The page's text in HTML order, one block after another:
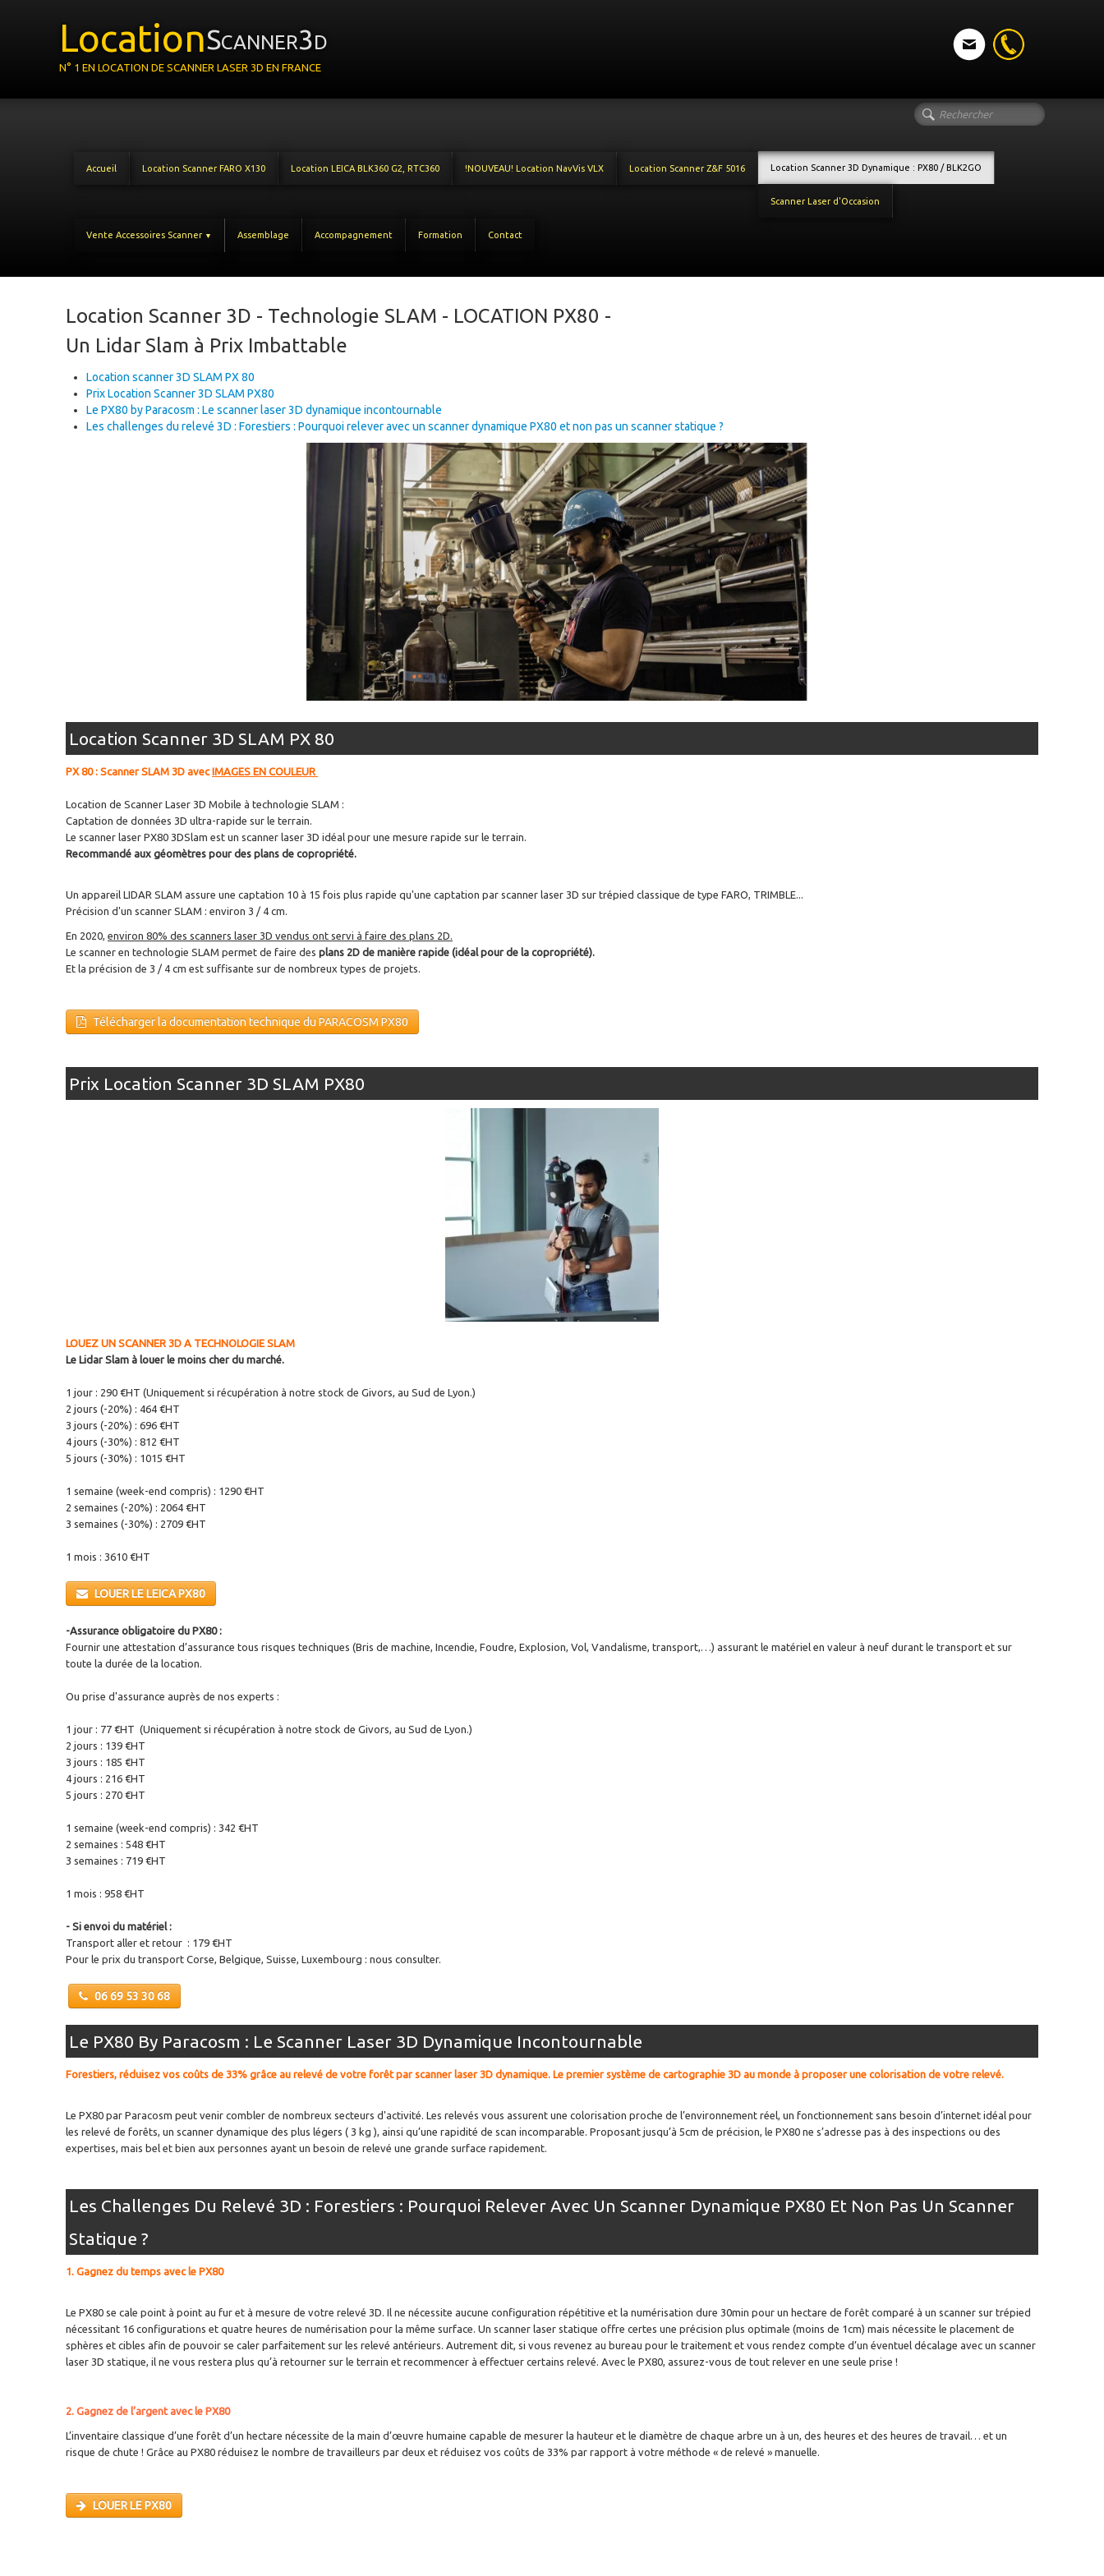
LocationScanner3d
N° 1 EN LOCATION DE SCANNER LASER 3D EN FRANCE
Accueil Location Scanner FARO X130 Location LEICA BLK360 G2, RTC360 !NOUVEAU! Location NavVis VLX Location Scanner Z&F 5016 Location Scanner 3D Dynamique : PX80 / BLK2GO
Scanner Laser d'Occasion
Vente Accessoires Scanner ▼ Assemblage Accompagnement Formation Contact
Location Scanner 3D - Technologie SLAM - LOCATION PX80 -
Un Lidar Slam à Prix Imbattable
Location scanner 3D SLAM PX 80
Prix Location Scanner 3D SLAM PX80
Le PX80 by Paracosm : Le scanner laser 3D dynamique incontournable
Les challenges du relevé 3D : Forestiers : Pourquoi relever avec un scanner dynamique PX80 et non pas un scanner statique ?
Location Scanner 3D SLAM PX 80
PX 80 : Scanner SLAM 3D avecIMAGES EN COULEUR
Location de Scanner Laser 3D Mobile à technologie SLAM :
Captation de données 3D ultra-rapide sur le terrain.
Le scanner laser PX80 3DSlam est un scanner laser 3D idéal pour une mesure rapide sur le terrain.
Recommandé aux géomètres pour des plans de copropriété.
Un appareil LIDAR SLAM assure une captation 10 à 15 fois plus rapide qu'une captation par scanner laser 3D sur trépied classique de type FARO, TRIMBLE...
Précision d'un scanner SLAM : environ 3 / 4 cm.
En 2020, environ 80% des scanners laser 3D vendus ont servi à faire des plans 2D.
Le scanner en technologie SLAM permet de faire des plans 2D de manière rapide (idéal pour de la copropriété).
Et la précision de 3 / 4 cm est suffisante sur de nombreux types de projets.
Télécharger la documentation technique du PARACOSM PX80
Prix Location Scanner 3D SLAM PX80
LOUEZ UN SCANNER 3D A TECHNOLOGIE SLAM
Le Lidar Slam à louer le moins cher du marché.
1 jour : 290 €HT (Uniquement si récupération à notre stock de Givors, au Sud de Lyon.)
2 jours (-20%) : 464 €HT
3 jours (-20%) : 696 €HT
4 jours (-30%) : 812 €HT
5 jours (-30%) : 1015 €HT
1 semaine (week-end compris) : 1290 €HT
2 semaines (-20%) : 2064 €HT
3 semaines (-30%) : 2709 €HT
1 mois : 3610 €HT
LOUER LE LEICA PX80
-Assurance obligatoire du PX80 :
Fournir une attestation d’assurance tous risques techniques (Bris de machine, Incendie, Foudre, Explosion, Vol, Vandalisme, transport,…) assurant le matériel en valeur à neuf durant le transport et sur
toute la durée de la location.
Ou prise d'assurance auprès de nos experts :
1 jour : 77 €HT (Uniquement si récupération à notre stock de Givors, au Sud de Lyon.)
2 jours : 139 €HT
3 jours : 185 €HT
4 jours : 216 €HT
5 jours : 270 €HT
1 semaine (week-end compris) : 342 €HT
2 semaines : 548 €HT
3 semaines : 719 €HT
1 mois : 958 €HT
- Si envoi du matériel :
Transport aller et retour : 179 €HT
Pour le prix du transport Corse, Belgique, Suisse, Luxembourg : nous consulter.
06 69 53 30 68
Le PX80 By Paracosm : Le Scanner Laser 3D Dynamique Incontournable
Forestiers, réduisez vos coûts de 33% grâce au relevé de votre forêt par scanner laser 3D dynamique. Le premier système de cartographie 3D au monde à proposer une colorisation de votre relevé.
Le PX80 par Paracosm peut venir combler de nombreux secteurs d'activité. Les relevés vous assurent une colorisation proche de l’environnement réel, un fonctionnement sans besoin d’internet idéal pour
les relevé de forêts, un scanner dynamique des plus légers ( 3 kg ), ainsi qu’une rapidité de scan incomparable. Proposant jusqu’à 5cm de précision, le PX80 ne s’adresse pas à des inspections ou des
expertises, mais bel et bien aux personnes ayant un besoin de relevé une grande surface rapidement.
Les Challenges Du Relevé 3D : Forestiers : Pourquoi Relever Avec Un Scanner Dynamique PX80 Et Non Pas Un Scanner
Statique ?
1. Gagnez du temps avec le PX80
Le PX80 se cale point à point au fur et à mesure de votre relevé 3D. Il ne nécessite aucune configuration répétitive et la numérisation dure 30min pour un hectare de forêt comparé à un scanner sur trépied
nécessitant 16 configurations et quatre heures de numérisation pour la même surface. Un scanner laser statique offre certes une précision plus optimale (moins de 1cm) mais nécessite le placement de
sphères et cibles afin de pouvoir se caler parfaitement sur les relevé antérieurs. Autrement dit, si vous revenez au bureau pour le traitement et vous rendez compte d’un éventuel décalage avec un scanner
laser 3D statique, il ne vous restera plus qu’à retourner sur le terrain et recommencer à effectuer certains relevé. Avec le PX80, assurez-vous de tout relever en une seule prise !
2. Gagnez de l’argent avec le PX80
L’inventaire classique d’une forêt d’un hectare nécessite de la main d’œuvre humaine capable de mesurer la hauteur et le diamètre de chaque arbre un à un, des heures et des heures de travail… et un
risque de chute ! Grâce au PX80 réduisez le nombre de travailleurs par deux et réduisez vos coûts de 33% par rapport à votre méthode « de relevé » manuelle.
LOUER LE PX80